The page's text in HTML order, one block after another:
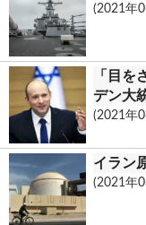
(2021年
「目を
デン大
(2021年
イラン
(2021年